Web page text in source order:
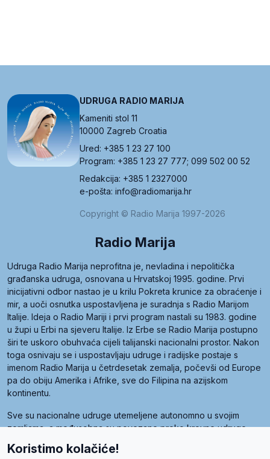
UDRUGA RADIO MARIJA
Kameniti stol 11
10000 Zagreb Croatia
Ured: +385 1 23 27 100
Program: +385 1 23 27 777; 099 502 00 52
Redakcija: +385 1 2327000
e-pošta: info@radiomarija.hr
Copyright © Radio Marija 1997-2026
Radio Marija
Udruga Radio Marija neprofitna je, nevladina i nepolitička
građanska udruga, osnovana u Hrvatskoj 1995. godine. Prvi
inicijativni odbor nastao je u krilu Pokreta krunice za obraćenje i
mir, a uoči osnutka uspostavljena je suradnja s Radio Marijom
Italije. Ideja o Radio Mariji i prvi program nastali su 1983. godine
u župi u Erbi na sjeveru Italije. Iz Erbe se Radio Marija postupno
širi te uskoro obuhvaća cijeli talijanski nacionalni prostor. Nakon
toga osnivaju se i uspostavljaju udruge i radijske postaje s
imenom Radio Marija u četrdesetak zemalja, počevši od Europe
pa do obiju Amerika i Afrike, sve do Filipina na azijskom
kontinentu.
Sve su nacionalne udruge utemeljene autonomno u svojim
zemljama, a međusobna su povezane preko krovne udruge
Radio Maria). Svjetsku obitelj utemeljilo je sedam članica, među
Koristimo kolačiće!